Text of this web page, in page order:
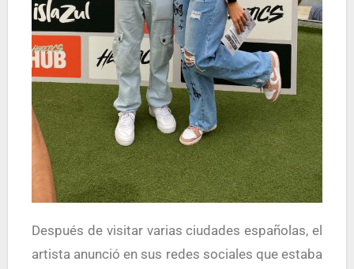
Después de visitar varias ciudades españolas, el
artista anunció en sus redes sociales que estaba